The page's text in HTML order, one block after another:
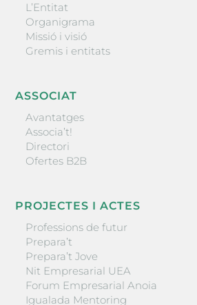
L’Entitat
Organigrama
Missió i visió
Gremis i entitats
ASSOCIAT
Avantatges
Associa’t!
Directori
Ofertes B2B
PROJECTES I ACTES
Professions de futur
Prepara’t
Prepara’t Jove
Nit Empresarial UEA
Forum Empresarial Anoia
Igualada Mentoring